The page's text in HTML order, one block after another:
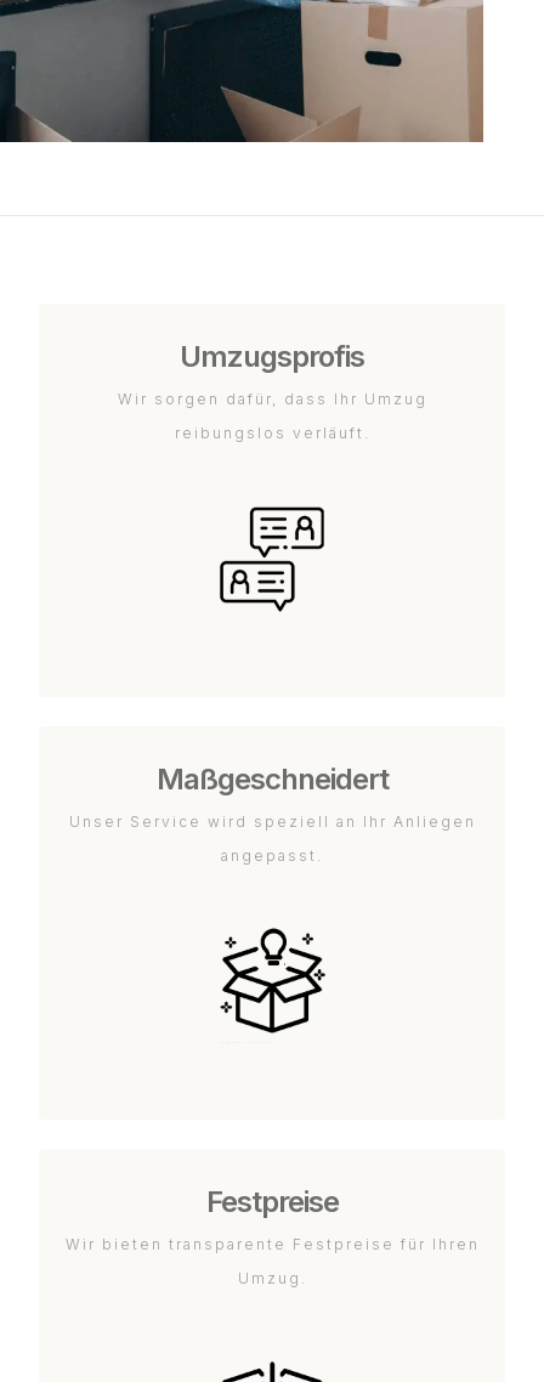
Umzugsprofis
Wir sorgen dafür, dass Ihr Umzug
reibungslos verläuft.
Maßgeschneidert
Unser Service wird speziell an Ihr Anliegen
angepasst.
Festpreise
Wir bieten transparente Festpreise für Ihren
Umzug.